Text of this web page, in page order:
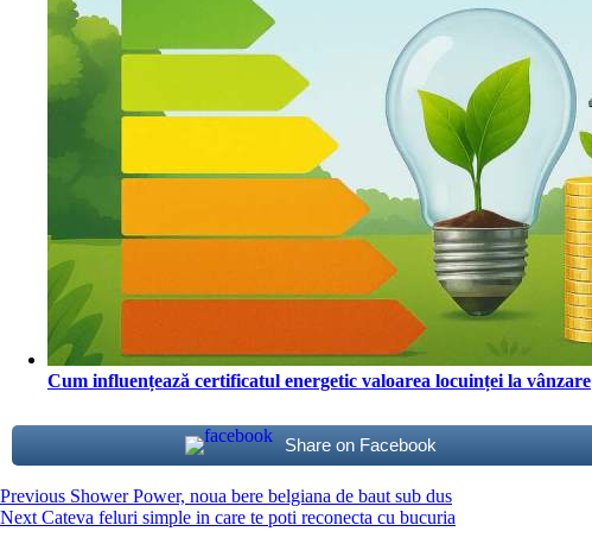
Cum influențează certificatul energetic valoarea locuinței la vânzare
Share on Facebook
Continue
Reading
Previous Shower Power, noua bere belgiana de baut sub dus
Next Cateva feluri simple in care te poti reconecta cu bucuria